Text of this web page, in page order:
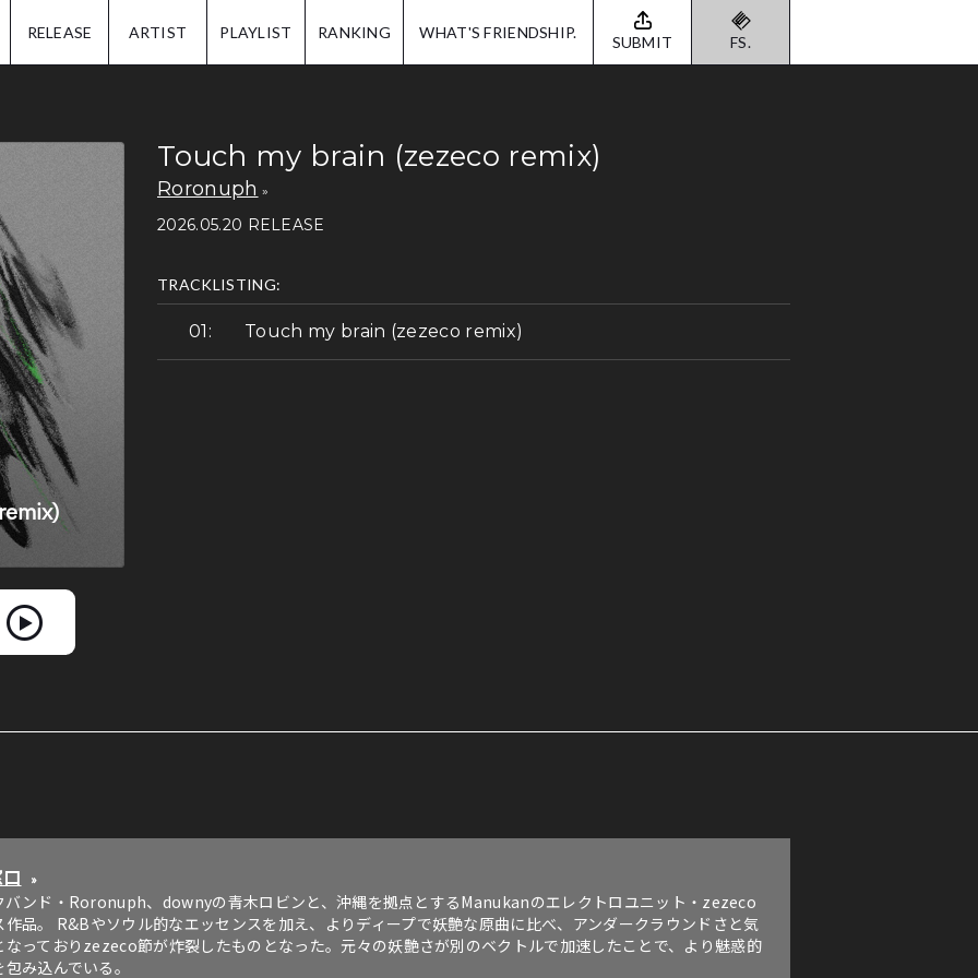
RELEASE ARTIST PLAYLIST RANKING WHAT'S FRIENDSHIP. SUBMIT FS.
Touch my brain (zezeco remix)
Roronuph
2026.05.20 RELEASE
TRACKLISTING:
Touch my brain (zezeco remix)
»
バンド・Roronuph、downyの青木ロビンと、沖縄を拠点とするManukanのエレクトロユニット・zezeco
作品。 R&Bやソウル的なエッセンスを加え、よりディープで妖艶な原曲に比べ、アンダークラウンドさと気
なっておりzezeco節が炸裂したものとなった。元々の妖艶さが別のベクトルで加速したことで、より魅惑的
み込んでいる。